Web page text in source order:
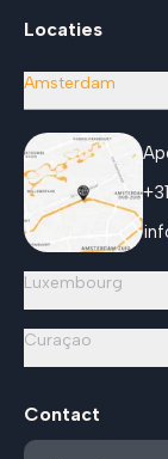
Locaties
Amsterdam
Luxembourg
Curaçao
Contact